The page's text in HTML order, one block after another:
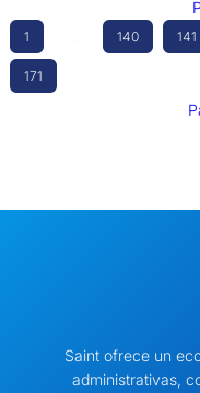
1 140 141
171
Saint ofrece un
administrativas,